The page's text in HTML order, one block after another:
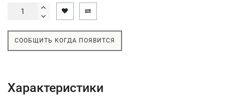
СООБЩИТЬ КОГДА ПОЯВИТСЯ
Характеристики